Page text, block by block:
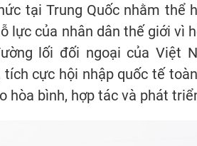
tại Trung Quốc nhằm thể
lực của nhân dân thế giới vì
lối đối ngoại của Việt
tích cực hội nhập quốc tế
hòa bình, hợp tác và phát